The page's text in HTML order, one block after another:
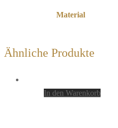
Material
Ähnliche Produkte
In den Warenkorb